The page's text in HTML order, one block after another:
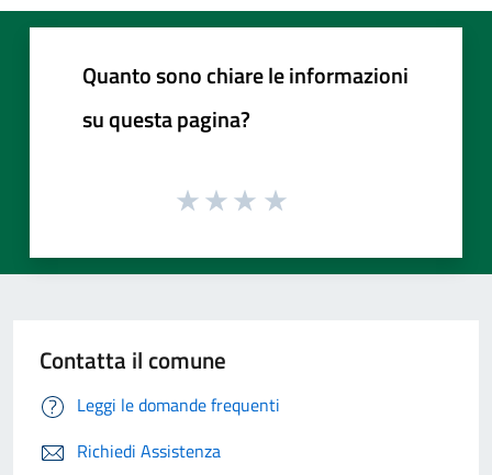
Quanto sono chiare le informazioni
su questa pagina?
Contatta il comune
Leggi le domande frequenti
Richiedi Assistenza